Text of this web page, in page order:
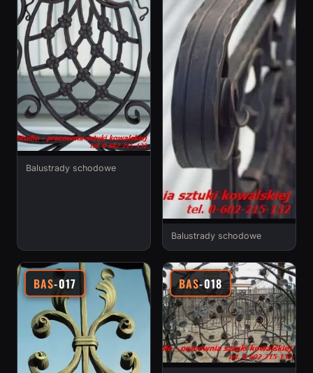
Balustrady schodowe
Balustrady schodowe
BAS-017 BAS-018